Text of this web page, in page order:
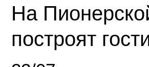
На
построят